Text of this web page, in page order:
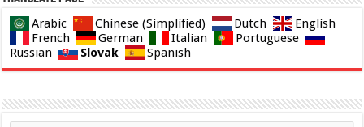
Arabic Chinese (Simplified) Dutch
English
French
German Italian
Portuguese
Russian
Slovak Spanish